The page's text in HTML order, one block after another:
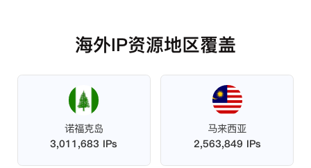
海外IP资源地区覆盖
诺福克岛
3,011,683 IPs
马来西亚
2,563,849 IPs